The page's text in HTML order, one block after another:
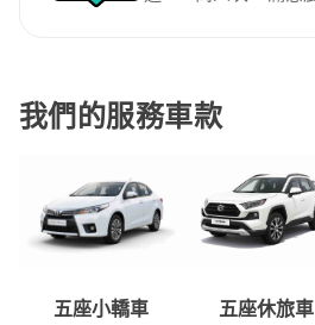
我們的服務車款
五座小轎車
五座休旅車